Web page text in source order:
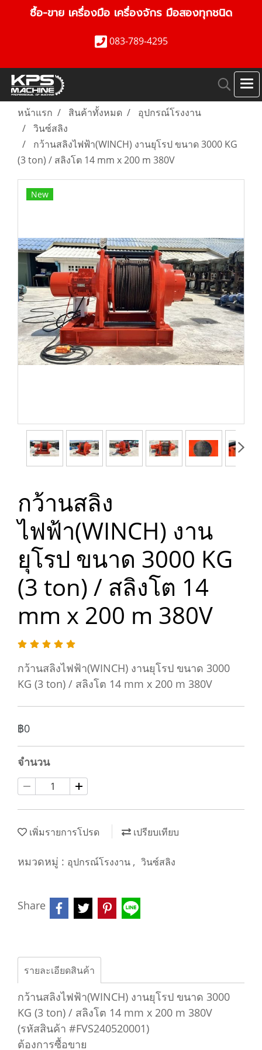
ซื้อ-ขาย เครื่องมือ เครื่องจักร มือสองทุกชนิด
083-789-4295
หน้าแรก สินค้าทั้งหมด
อุปกรณ์โรงงาน
วินซ์สลิง
กว้านสลิงไฟฟ้า(WINCH) งานยุโรป ขนาด 3000 KG
(3 ton) / สลิงโต 14 mm x 200 m 380V
New
กว้านสลิง
ไฟฟ้า(WINCH) งาน
ยุโรป ขนาด 3000 KG
(3 ton) / สลิงโต 14
mm x 200 m 380V
กว้านสลิงไฟฟ้า(WINCH) งานยุโรป ขนาด 3000
KG (3 ton) / สลิงโต 14 mm x 200 m 380V
฿0
จำนวน
เพิ่มรายการโปรด เปรียบเทียบ
หมวดหมู่ : อุปกรณ์โรงงาน , วินซ์สลิง
Share
รายละเอียดสินค้า
กว้านสลิงไฟฟ้า(WINCH) งานยุโรป ขนาด 3000
KG (3 ton) / สลิงโต 14 mm x 200 m 380V
(รหัสสินค้า #FVS240520001)
ต้องการซื้อขาย